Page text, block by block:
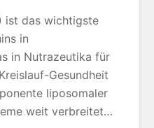
ist das wichtigste
in
in Nutrazeutika für
Gesundheit
liposomaler
weit verbreitet…